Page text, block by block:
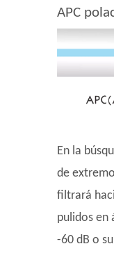
APC
En la
de
filtrará
pulidos en
-60 dB o